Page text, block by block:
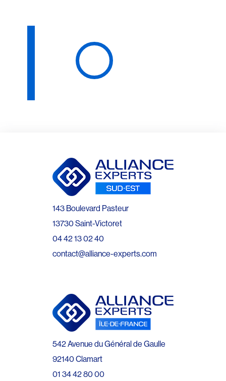
143 Boulevard Pasteur
13730 Saint-Victoret
04 42 13 02 40
contact@alliance-experts.com
542 Avenue du Général de Gaulle
92140 Clamart
01 34 42 80 00